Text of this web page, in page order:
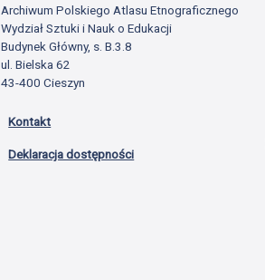
Archiwum Polskiego Atlasu Etnograficznego
Wydział Sztuki i Nauk o Edukacji
Budynek Główny, s. B.3.8
ul. Bielska 62
43-400 Cieszyn
Kontakt
Deklaracja dostępności